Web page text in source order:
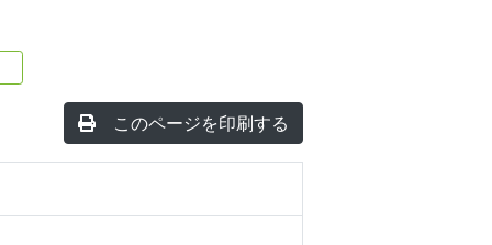
このページを印刷する